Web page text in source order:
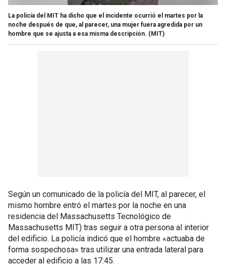
La policía del MIT ha dicho que el incidente ocurrió el martes por la
noche después de que, al parecer, una mujer fuera agredida por un
hombre que se ajusta a esa misma descripción. (MIT)
Según un comunicado de la policía del MIT, al parecer, el
mismo hombre entró el martes por la noche en una
residencia del Massachusetts Tecnológico de
Massachusetts MIT) tras seguir a otra persona al interior
del edificio. La policía indicó que el hombre «actuaba de
forma sospechosa» tras utilizar una entrada lateral para
acceder al edificio a las 17:45.